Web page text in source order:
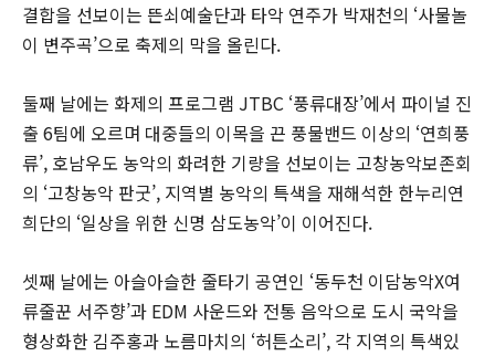
결합을 선보이는 뜬쇠예술단과 타악 연주가 박재천의 ‘사물놀
이 변주곡’으로 축제의 막을 올린다.
둘째 날에는 화제의 프로그램 JTBC ‘풍류대장’에서 파이널 진
출 6팀에 오르며 대중들의 이목을 끈 풍물밴드 이상의 ‘연희풍
류’, 호남우도 농악의 화려한 기량을 선보이는 고창농악보존회
의 ‘고창농악 판굿’, 지역별 농악의 특색을 재해석한 한누리연
희단의 ‘일상을 위한 신명 삼도농악’이 이어진다.
셋째 날에는 아슬아슬한 줄타기 공연인 ‘동두천 이담농악X여
류줄꾼 서주향’과 EDM 사운드와 전통 음악으로 도시 국악을
형상화한 김주홍과 노름마치의 ‘허튼소리’, 각 지역의 특색있